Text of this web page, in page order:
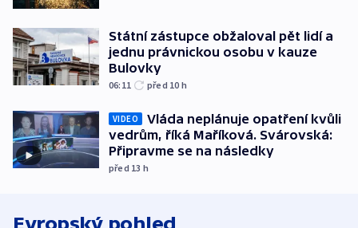
Státní zástupce obžaloval pět lidí a
jednu právnickou osobu v kauze
Bulovky
06:11 před 10 h
VIDEO
Vláda neplánuje opatření kvůli
vedrům, říká Maříková. Svárovská:
Připravme se na následky
před 13 h